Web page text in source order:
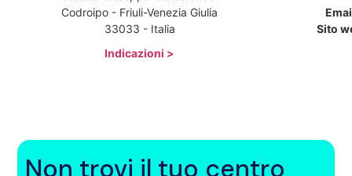
Codroipo - Friuli-Venezia Giulia
33033 - Italia
Indicazioni >
Sito
Non trovi il tuo centro